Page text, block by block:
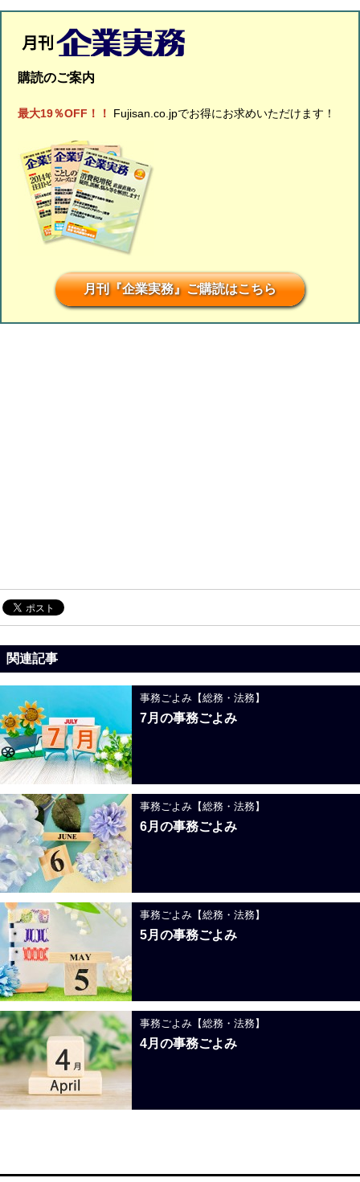
購読のご案内
最大19％OFF！！ Fujisan.co.jpでお得にお求めいただけます！
月刊『企業実務』ご購読はこちら
関連記事
事務ごよみ【総務・法務】
7月の事務ごよみ
事務ごよみ【総務・法務】
6月の事務ごよみ
事務ごよみ【総務・法務】
5月の事務ごよみ
事務ごよみ【総務・法務】
4月の事務ごよみ